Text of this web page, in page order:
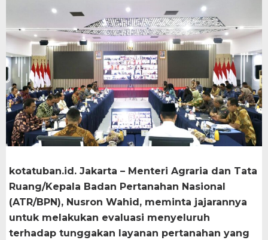
kotatuban.id. Jakarta – Menteri Agraria dan Tata
Ruang/Kepala Badan Pertanahan Nasional
(ATR/BPN), Nusron Wahid, meminta jajarannya
untuk melakukan evaluasi menyeluruh
terhadap tunggakan layanan pertanahan yang